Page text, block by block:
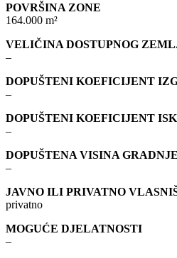
POVRŠINA ZONE
164.000 m²
VELIČINA DOSTUPNOG
–
DOPUŠTENI KOEFICIJENT
–
DOPUŠTENI KOEFICIJENT
–
DOPUŠTENA VISINA GRADNJE
–
JAVNO ILI PRIVATNO
privatno
MOGUĆE DJELATNOSTI
–